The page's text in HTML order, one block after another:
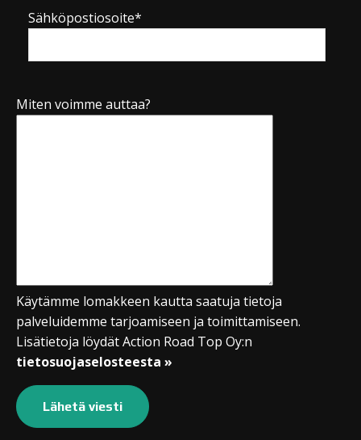
Sähköpostiosoite*
Miten voimme auttaa?
Käytämme lomakkeen kautta saatuja tietoja
palveluidemme tarjoamiseen ja toimittamiseen.
Lisätietoja löydät Action Road Top Oy:n
tietosuojaselosteesta »